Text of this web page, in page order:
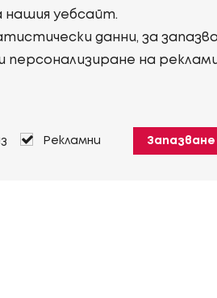
нашия уебсайт.
данни, за
персонализиране на
Рекламни